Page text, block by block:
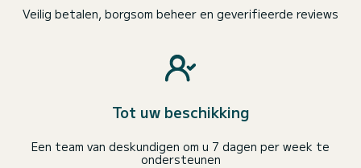
Veilig betalen, borgsom beheer en geverifieerde reviews
Tot uw beschikking
Een team van deskundigen om u 7 dagen per week te
ondersteunen